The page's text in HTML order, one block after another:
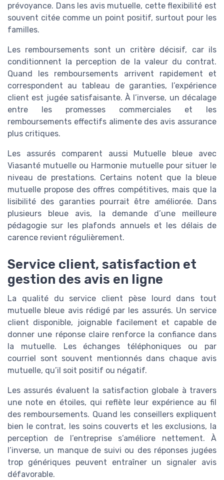
prévoyance. Dans les avis mutuelle, cette flexibilité est
souvent citée comme un point positif, surtout pour les
familles.
Les remboursements sont un critère décisif, car ils
conditionnent la perception de la valeur du contrat.
Quand les remboursements arrivent rapidement et
correspondent au tableau de garanties, l’expérience
client est jugée satisfaisante. À l’inverse, un décalage
entre les promesses commerciales et les
remboursements effectifs alimente des avis assurance
plus critiques.
Les assurés comparent aussi Mutuelle bleue avec
Viasanté mutuelle ou Harmonie mutuelle pour situer le
niveau de prestations. Certains notent que la bleue
mutuelle propose des offres compétitives, mais que la
lisibilité des garanties pourrait être améliorée. Dans
plusieurs bleue avis, la demande d’une meilleure
pédagogie sur les plafonds annuels et les délais de
carence revient régulièrement.
Service client, satisfaction et
gestion des avis en ligne
La qualité du service client pèse lourd dans tout
mutuelle bleue avis rédigé par les assurés. Un service
client disponible, joignable facilement et capable de
donner une réponse claire renforce la confiance dans
la mutuelle. Les échanges téléphoniques ou par
courriel sont souvent mentionnés dans chaque avis
mutuelle, qu’il soit positif ou négatif.
Les assurés évaluent la satisfaction globale à travers
une note en étoiles, qui reflète leur expérience au fil
des remboursements. Quand les conseillers expliquent
bien le contrat, les soins couverts et les exclusions, la
perception de l’entreprise s’améliore nettement. À
l’inverse, un manque de suivi ou des réponses jugées
trop génériques peuvent entraîner un signaler avis
défavorable.